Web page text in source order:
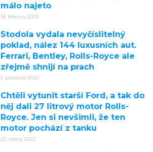
málo najeto
18. března 2023
Stodola vydala nevyčíslitelný
poklad, nález 144 luxusních aut.
Ferrari, Bentley, Rolls-Royce ale
zřejmě shnijí na prach
5. prosince 2022
Chtěli vytunit starší Ford, a tak do
něj dali 27 litrový motor Rolls-
Royce. Jen si nevšimli, že ten
motor pochází z tanku
22. srpna 2022